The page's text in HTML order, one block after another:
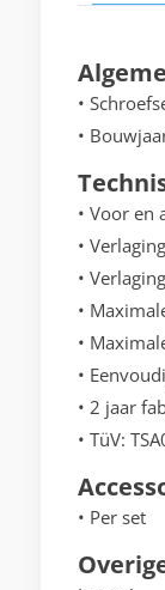
•
•
• Voor en
•
•
•
•
•
• 2 jaar
• TüV:
• Per set